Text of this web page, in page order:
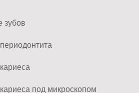
зубов
под микроскопом